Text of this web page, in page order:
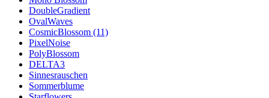
DoubleGradient
OvalWaves
CosmicBlossom (11)
PixelNoise
PolyBlossom
DELTA3
Sinnesrauschen
Sommerblume